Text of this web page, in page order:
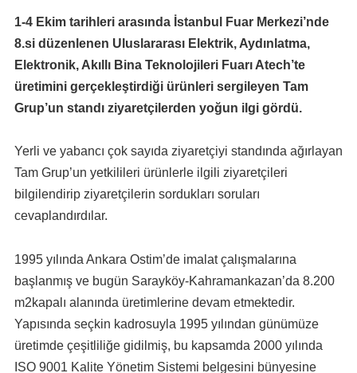
1-4 Ekim tarihleri arasında İstanbul Fuar Merkezi’nde
8.si düzenlenen Uluslararası Elektrik, Aydınlatma,
Elektronik, Akıllı Bina Teknolojileri Fuarı Atech’te
üretimini gerçekleştirdiği ürünleri sergileyen Tam
Grup’un standı ziyaretçilerden yoğun ilgi gördü.
Yerli ve yabancı çok sayıda ziyaretçiyi standında ağırlayan
Tam Grup’un yetkilileri ürünlerle ilgili ziyaretçileri
bilgilendirip ziyaretçilerin sordukları soruları
cevaplandırdılar.
1995 yılında Ankara Ostim’de imalat çalışmalarına
başlanmış ve bugün Sarayköy-Kahramankazan’da 8.200
m2kapalı alanında üretimlerine devam etmektedir.
Yapısında seçkin kadrosuyla 1995 yılından günümüze
üretimde çeşitliliğe gidilmiş, bu kapsamda 2000 yılında
ISO 9001 Kalite Yönetim Sistemi belgesini bünyesine